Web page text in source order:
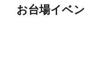
お台場イベ